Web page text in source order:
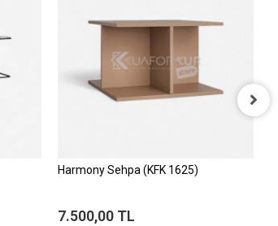
Harmony Sehpa (KFK 1625)
7.500,00 TL